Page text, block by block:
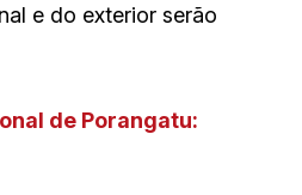
e do exterior serão
de Porangatu: